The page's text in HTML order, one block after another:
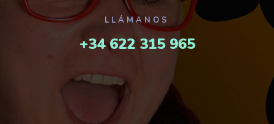
LLÁMANOS
+34 622 315 965